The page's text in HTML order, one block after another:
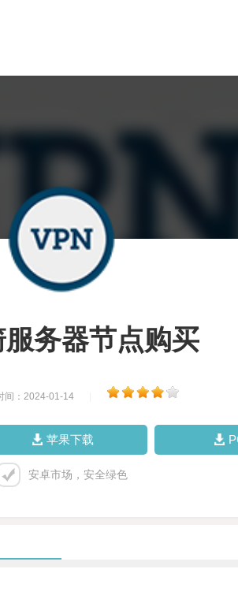
务器节点购买
间：2024-01-14
苹果下载
安卓市场，安全绿色